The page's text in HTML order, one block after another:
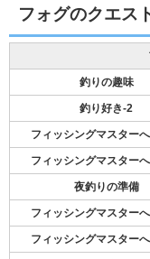
フォグのクエス
釣りの趣味
釣り好き-2
フィッシングマスター
フィッシングマスター
夜釣りの準備
フィッシングマスター
フィッシングマスター